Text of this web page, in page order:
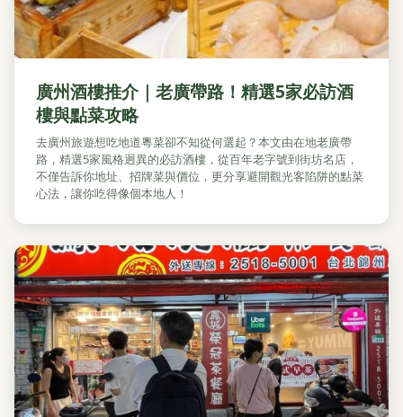
廣州酒樓推介｜老廣帶路！精選5家必訪酒
樓與點菜攻略
去廣州旅遊想吃地道粵菜卻不知從何選起？本文由在地老廣帶
路，精選5家風格迥異的必訪酒樓，從百年老字號到街坊名店，
不僅告訴你地址、招牌菜與價位，更分享避開觀光客陷阱的點菜
心法，讓你吃得像個本地人！